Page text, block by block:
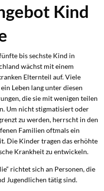
Kind
bis sechste Kind in
wächst mit einem
Elternteil auf. Viele
Leben lang unter diesen
die sie mit wenigen teilen
Um nicht stigmatisiert oder
zu werden, herrscht in den
Familien oftmals ein
Die Kinder tragen das erhöhte
Krankheit zu entwickeln.
richtet sich an Personen, die
Jugendlichen tätig sind.